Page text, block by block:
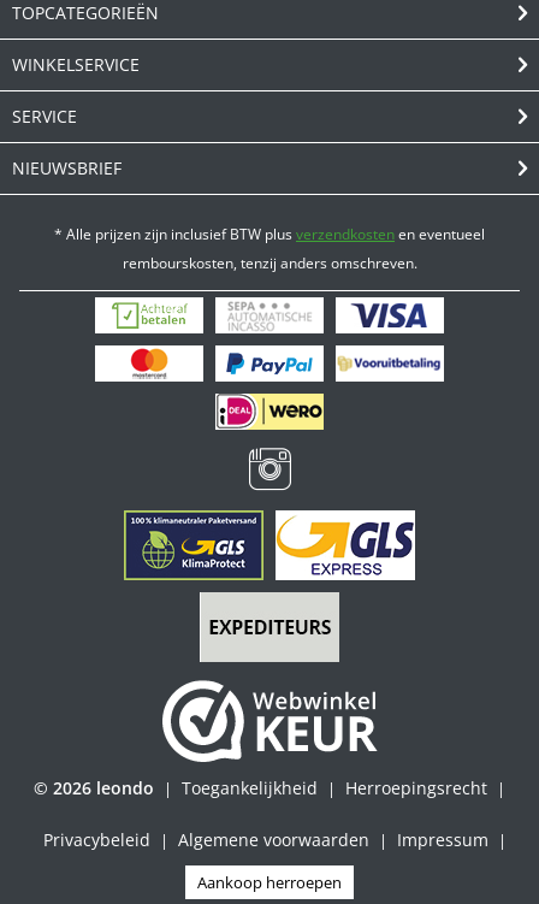
TOPCATEGORIEËN
WINKELSERVICE
SERVICE
NIEUWSBRIEF
* Alle prijzen zijn inclusief BTW plusverzendkostenen eventueel
rembourskosten, tenzij anders omschreven.
© 2026 leondo | Toegankelijkheid | Herroepingsrecht |
Privacybeleid | Algemene voorwaarden | Impressum
|
Aankoop herroepen